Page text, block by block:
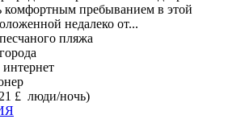
комфортным пребыванием в этой
недалеко от...
пляжа
£ люди/ночь)